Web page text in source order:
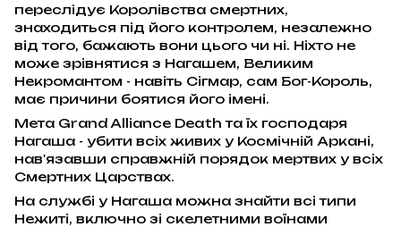
переслідує Королівства смертних,
знаходиться під його контролем, незалежно
від того, бажають вони цього чи ні. Ніхто не
може зрівнятися з Нагашем, Великим
Некромантом - навіть Сігмар, сам Бог-Король,
має причини боятися його імені.
Мета Grand Alliance Death та їх господаря
Нагаша - убити всіх живих у Космічній Аркані,
нав'язавши справжній порядок мертвих у всіх
Смертних Царствах.
На службі у Нагаша можна знайти всі типи
Нежиті, включно зі скелетними воїнами